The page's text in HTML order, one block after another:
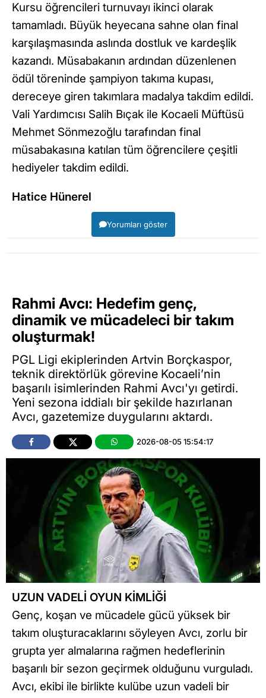
Kursu öğrencileri turnuvayı ikinci olarak
tamamladı. Büyük heyecana sahne olan final
karşılaşmasında aslında dostluk ve kardeşlik
kazandı. Müsabakanın ardından düzenlenen
ödül töreninde şampiyon takıma kupası,
dereceye giren takımlara madalya takdim edildi.
Vali Yardımcısı Salih Bıçak ile Kocaeli Müftüsü
Mehmet Sönmezoğlu tarafından final
müsabakasına katılan tüm öğrencilere çeşitli
hediyeler takdim edildi.
Hatice Hünerel
Yorumları göster
Rahmi Avcı: Hedefim genç,
dinamik ve mücadeleci bir takım
oluşturmak!
PGL Ligi ekiplerinden Artvin Borçkaspor,
teknik direktörlük görevine Kocaeli’nin
başarılı isimlerinden Rahmi Avcı'yı getirdi.
Yeni sezona iddialı bir şekilde hazırlanan
Avcı, gazetemize duygularını aktardı.
2026-08-05 15:54:17
UZUN VADELİ OYUN KİMLİĞİ
Genç, koşan ve mücadele gücü yüksek bir
takım oluşturacaklarını söyleyen Avcı, zorlu bir
grupta yer almalarına rağmen hedeflerinin
başarılı bir sezon geçirmek olduğunu vurguladı.
Avcı, ekibi ile birlikte kulübe uzun vadeli bir